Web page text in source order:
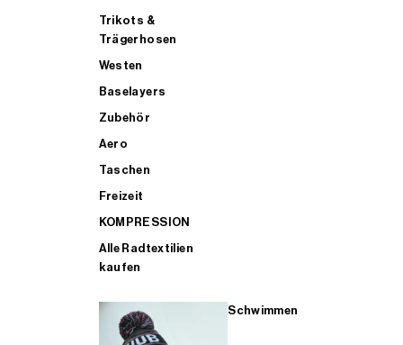
Trikots &
Trägerhosen
Westen
Baselayers
Zubehör
Aero
Taschen
Freizeit
KOMPRESSION
Alle Radtextilien
kaufen
Schwimmen